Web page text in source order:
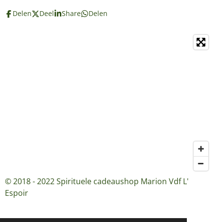
Delen Deel Share Delen
© 2018 - 2022 Spirituele cadeaushop Marion Vdf L'
Espoir